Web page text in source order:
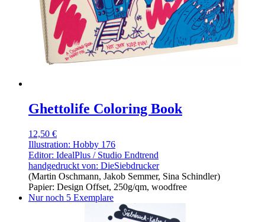
Ghettolife Coloring Book
12,50 €
Illustration: Hobby 176
Editor: IdealPlus / Studio Endtrend
handgedruckt von: DieSiebdrucker
(Martin Oschmann, Jakob Semmer, Sina Schindler)
Papier: Design Offset, 250g/qm, woodfree
Nur noch 5 Exemplare